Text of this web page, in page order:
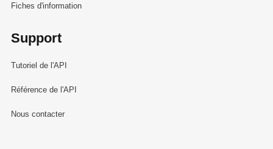
Fiches d'information
Support
Tutoriel de l'API
Référence de l'API
Nous contacter